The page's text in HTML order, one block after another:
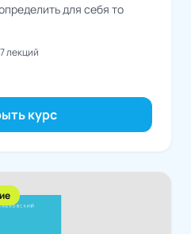
для себя то
7 лекций
курс